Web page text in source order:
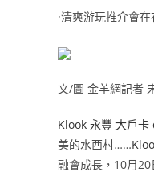
·清爽游玩推介會
文/圖 金羊網記者
Klook 永豐 大戶
美的水西村……
融會成長，10月